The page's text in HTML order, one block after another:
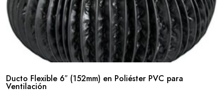
Ducto Flexible 6″ (152mm) en Poliéster PVC para
Ventilación